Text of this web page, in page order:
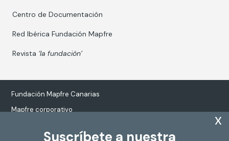
Suscríbete a nuestra
x
Centro de Documentación
Red Ibérica Fundación Mapfre
Revista ‘la fundación’
Fundación Mapfre Canarias
Mapfre corporativo